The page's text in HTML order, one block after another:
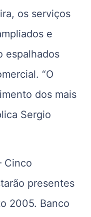
os serviços
e
espalhados
“O
dos mais
Sergio
Cinco
presentes
2005. Banco